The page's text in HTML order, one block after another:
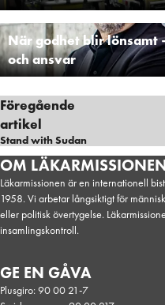
När godhet blir lönsamt
och ansvar
Föregående
artikel
Stand with Sudan
Reportage, Hälsa, Säkra
OM
Läkarmissionen är en internationell
1958. Vi arbetar långsiktigt för
eller politisk övertygelse.
insamlingskontroll.
GE EN GÅVA
Plusgiro: 90 00 21-7